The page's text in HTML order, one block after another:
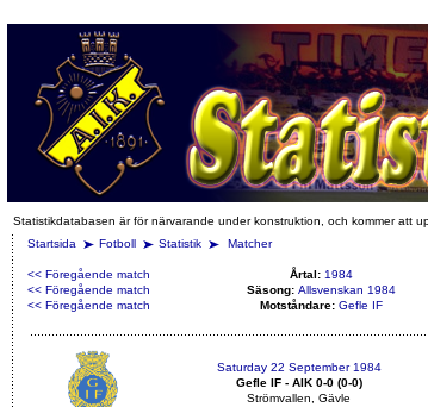
Statistikdatabasen är för närvarande under konstruktion, och kommer att
Startsida
Fotboll Statistik Matcher
<< Föregående match Årtal: 1984
<< Föregående match
Säsong: Allsvenskan 1984
<< Föregående match
Motståndare: Gefle IF
Saturday 22 September 1984
Gefle IF - AIK 0-0 (0-0)
Strömvallen, Gävle